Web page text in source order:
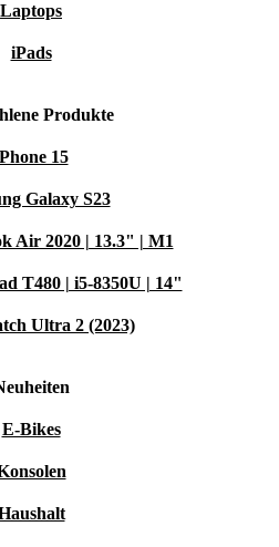
Laptops
iPads
Produkte
15
Galaxy S23
Air 2020 | 13.3" | M1
T480 | i5-8350U | 14"
Ultra 2 (2023)
E-Bikes